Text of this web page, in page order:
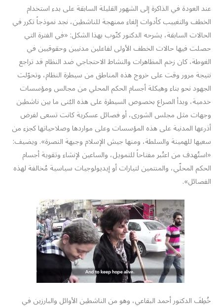
عند العودة في الذاكرة إلى الشهور القليلة السابقة على بدء استخدام
الخطف والتغييب كأدوات إلغاء ممنهجة للناشطين، نجد نموذجاً تكرر في
الحالات السابقة، يشرحه الدكتور كتّوب بهذا الشكل: «في الفترة التي
حصلت فيها حالات الخطف الأولى لفاعلين مدنيين وحقوقيين في
الغوطة، كان زخم المظاهرات والنشاط الاحتجاجي ضد النظام قد تراجع
نتيجة مرور وقت على خروج هذه المناطق من سيطرة النظام، وتحوّلت
الجهود نحو بناء وهيكلة أجسام الحكم المحلي من مجالس ومؤسسات
خدمية، وبدأ الصراع بخصوص السيطرة على هذه البُنى ما بين ناشطين
وجهات مثل مجلس الشورى، أو فصائل عسكرية كانت تسعى لفرض
أذرعها المدنية على هذه المؤسسات وعلى مواردها وصلاحياتها كجزء من
سعيها للهمينة والسلطة، ومنها جيش الإسلام وجبهة النصرة». ويضيف:
«استُهدف من اعتُبر مفتاحاً للتمويل، والساعين لإنشاء وتقوية أجسام
الحكم المحلّي، والمنتمين لتيارات أو إيديولوجيات سياسية مُخالفة لهذه
الفصائل».
خُطِفَ الدكتور أحمد البقاعي، وهو من الناشطين الأوائل والبارزين في